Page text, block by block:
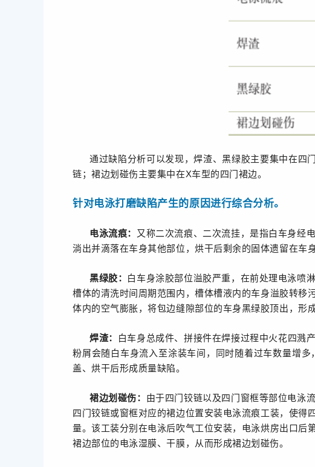
通过缺陷分析可以发现，焊渣、黑绿胶主要集中在四
链；裙边划碰伤主要集中在X车型的四门裙边。
针对电泳打磨缺陷产生的原因进行综合分析。
电泳流痕： 又称二次流痕、二次流挂，是指白车身经
淌出并滴落在车身其他部位，烘干后剩余的固体遗留在车
黑绿胶： 白车身涂胶部位溢胶严重，在前处理电泳喷
槽体的清洗时间周期范围内，槽体槽液内的车身溢胶转移
体内的空气膨胀，将包边缝隙部位的车身黑绿胶顶出，形成
焊渣：
白车身总成件、拼接件在焊接过程中火花四溅
粉屑会随白车身流入至涂装车间，同时随着过车数量增
盖、烘干后形成质量缺陷。
裙边划碰伤： 由于四门铰链以及四门窗框等部位电泳
四门铰链或窗框对应的裙边位置安装电泳流痕工装，使
量。该工装分别在电泳后吹气工位安装，电泳烘房出口后
裙边部位的电泳湿膜、干膜，从而形成裙边划碰伤。